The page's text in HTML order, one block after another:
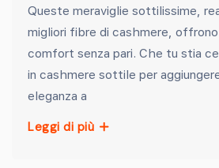
Queste meraviglie sottilissime,
migliori fibre di cashmere,
comfort senza pari. Che tu stia
in cashmere sottile per
eleganza a
Leggi di più